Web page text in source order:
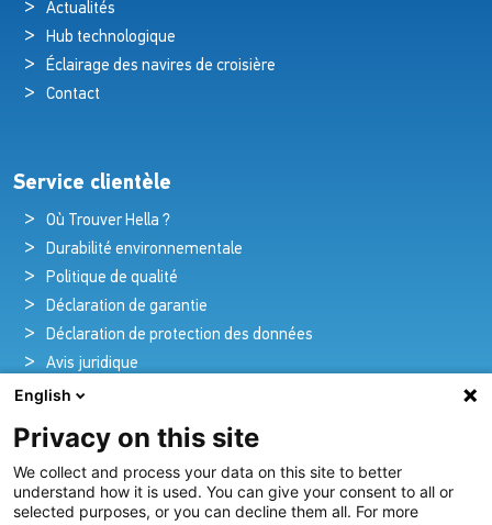
Actualités
Hub technologique
Éclairage des navires de croisière
Contact
Service clientèle
Où Trouver Hella ?
Durabilité environnementale
Politique de qualité
Déclaration de garantie
Déclaration de protection des données
Avis juridique
Pionniers de la brillance et de l'innovation
nautique
Depuis plus de 100 ans, nous créons et fournissons avec
English
Privacy on this site
We collect and process your data on this site to better
understand how it is used. You can give your consent to all or
selected purposes, or you can decline them all. For more